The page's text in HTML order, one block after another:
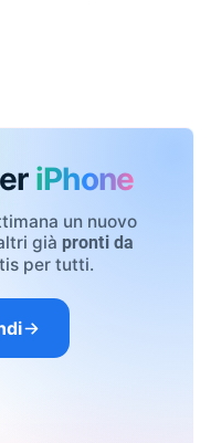
iPhone
un nuovo
già pronti da
per tutti.